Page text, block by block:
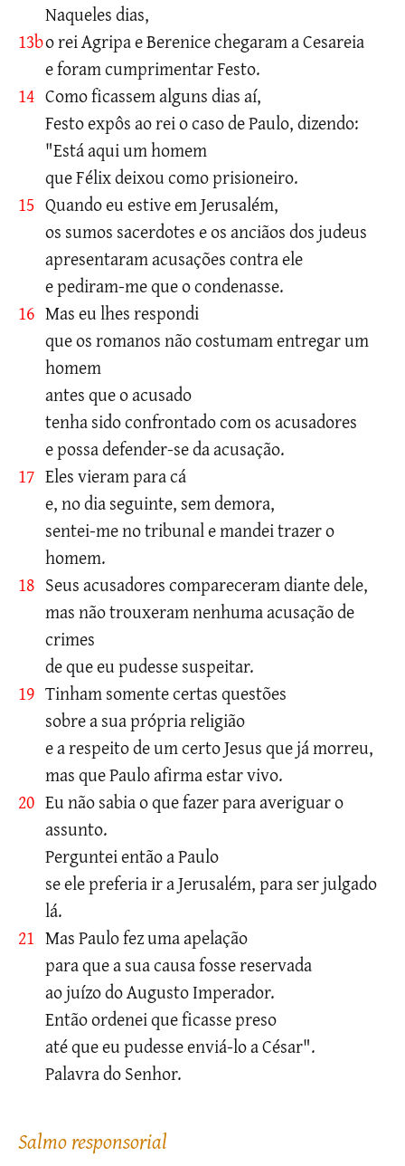
Naqueles dias,
13bo rei Agripa e Berenice chegaram a Cesareia
e foram cumprimentar Festo.
14 Como ficassem alguns dias aí,
Festo expôs ao rei o caso de Paulo, dizendo:
"Está aqui um homem
que Félix deixou como prisioneiro.
15 Quando eu estive em Jerusalém,
os sumos sacerdotes e os anciãos dos judeus
apresentaram acusações contra ele
e pediram-me que o condenasse.
16 Mas eu lhes respondi
que os romanos não costumam entregar um
homem
antes que o acusado
tenha sido confrontado com os acusadores
e possa defender-se da acusação.
17 Eles vieram para cá
e, no dia seguinte, sem demora,
sentei-me no tribunal e mandei trazer o
homem.
18 Seus acusadores compareceram diante dele,
mas não trouxeram nenhuma acusação de
crimes
de que eu pudesse suspeitar.
19 Tinham somente certas questões
sobre a sua própria religião
e a respeito de um certo Jesus que já morreu,
mas que Paulo afirma estar vivo.
20 Eu não sabia o que fazer para averiguar o
assunto.
Perguntei então a Paulo
se ele preferia ir a Jerusalém, para ser julgado
lá.
21 Mas Paulo fez uma apelação
para que a sua causa fosse reservada
ao juízo do Augusto Imperador.
Então ordenei que ficasse preso
até que eu pudesse enviá-lo a César".
Palavra do Senhor.
salmo responsorial